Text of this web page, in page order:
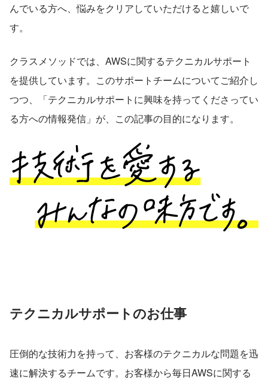
んでいる方へ、悩みをクリアしていただけると嬉しいで
す。
クラスメソッドでは、AWSに関するテクニカルサポート
を提供しています。このサポートチームについてご紹介し
つつ、「テクニカルサポートに興味を持ってくださってい
る方への情報発信」が、この記事の目的になります。
テクニカルサポートのお仕事
圧倒的な技術力を持って、お客様のテクニカルな問題を迅
速に解決するチームです。お客様から毎日AWSに関する